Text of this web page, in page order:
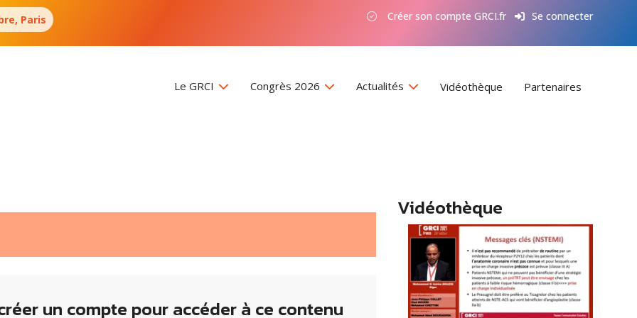
Paris Créer son compte GRCI.fr Se connecter
Le GRCI Congrès 2026 Actualités Vidéothèque Partenaires
un compte pour accéder à ce contenu
Vidéothèque